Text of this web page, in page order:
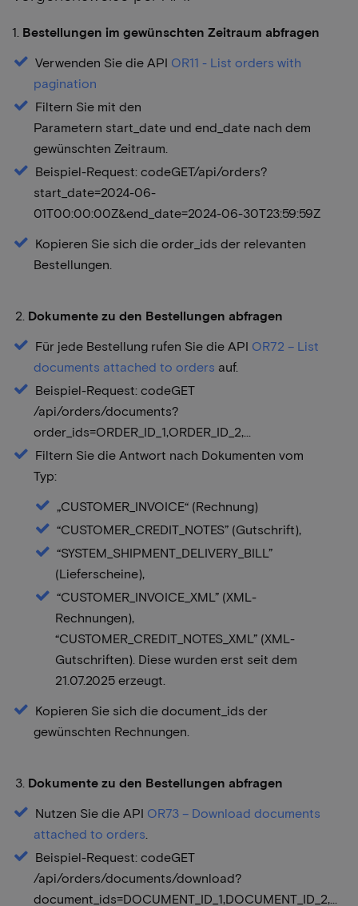
1. Bestellungen im gewünschten Zeitraum abfragen
Verwenden Sie die API OR11 - List orders with
pagination
Filtern Sie mit den
Parametern start_date und end_date nach dem
gewünschten Zeitraum.
Beispiel-Request: codeGET/api/orders?
start_date=2024-06-
01T00:00:00Z&end_date=2024-06-30T23:59:59Z
Kopieren Sie sich die order_ids der relevanten
Bestellungen.
2. Dokumente zu den Bestellungen abfragen
Für jede Bestellung rufen Sie die API OR72 – List
documents attached to orders auf.
Beispiel-Request: codeGET
/api/orders/documents?
order_ids=ORDER_ID_1,ORDER_ID_2,...
Filtern Sie die Antwort nach Dokumenten vom
Typ:
„CUSTOMER_INVOICE“ (Rechnung)
“CUSTOMER_CREDIT_NOTES” (Gutschrift),
“SYSTEM_SHIPMENT_DELIVERY_BILL”
(Lieferscheine),
“CUSTOMER_INVOICE_XML” (XML-
Rechnungen),
“CUSTOMER_CREDIT_NOTES_XML” (XML-
Gutschriften). Diese wurden erst seit dem
21.07.2025 erzeugt.
Kopieren Sie sich die document_ids der
gewünschten Rechnungen.
3. Dokumente zu den Bestellungen abfragen
Nutzen Sie die API OR73 – Download documents
attached to orders.
Beispiel-Request: codeGET
/api/orders/documents/download?
document_ids=DOCUMENT_ID_1,DOCUMENT_ID_2,...